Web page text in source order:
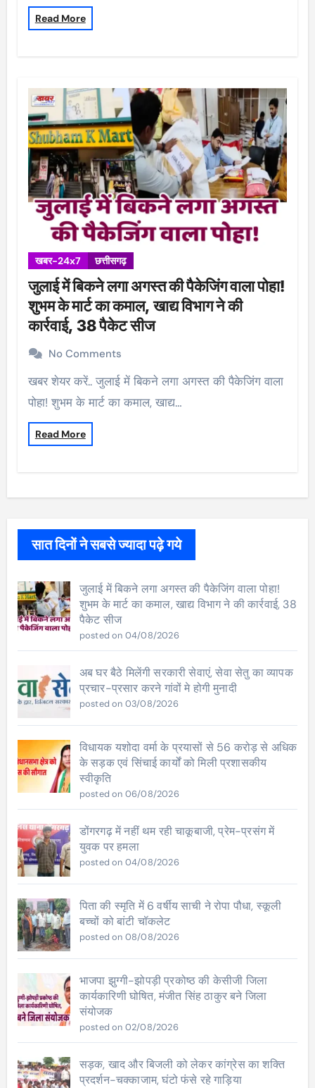
Read More
खबर-24x7 छत्तीसगढ़
जुलाई में बिकने लगा अगस्त की पैकेजिंग वाला पोहा!
शुभम के मार्ट का कमाल, खाद्य विभाग ने की
कार्रवाई, 38 पैकेट सीज
No Comments
खबर शेयर करें.. जुलाई में बिकने लगा अगस्त की पैकेजिंग वाला
पोहा! शुभम के मार्ट का कमाल, खाद्य…
Read More
सात दिनों ने सबसे ज्यादा पढ़े गये
जुलाई में बिकने लगा अगस्त की पैकेजिंग वाला पोहा!
शुभम के मार्ट का कमाल, खाद्य विभाग ने की कार्रवाई, 38
पैकेट सीज
posted on 04/08/2026
अब घर बैठे मिलेंगी सरकारी सेवाएं, सेवा सेतु का व्यापक
प्रचार-प्रसार करने गांवों मे होगी मुनादी
posted on 03/08/2026
विधायक यशोदा वर्मा के प्रयासों से 56 करोड़ से अधिक
के सड़क एवं सिंचाई कार्यों को मिली प्रशासकीय
स्वीकृति
posted on 06/08/2026
डोंगरगढ़ में नहीं थम रही चाकूबाजी, प्रेम-प्रसंग में
युवक पर हमला
posted on 04/08/2026
पिता की स्मृति में 6 वर्षीय साची ने रोपा पौधा, स्कूली
बच्चों को बांटी चॉकलेट
posted on 08/08/2026
भाजपा झुग्गी-झोपड़ी प्रकोष्ठ की केसीजी जिला
कार्यकारिणी घोषित, मंजीत सिंह ठाकुर बने जिला
संयोजक
posted on 02/08/2026
सड़क, खाद और बिजली को लेकर कांग्रेस का शक्ति
प्रदर्शन-चक्काजाम, घंटो फंसे रहे गाड़िया